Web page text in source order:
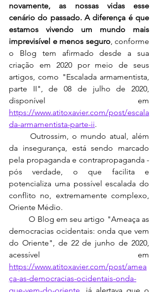
novamente, as nossas vidas esse
cenário do passado. A diferença é que
estamos vivendo um mundo mais
imprevisível e menos seguro, conforme
o Blog tem afirmado desde a sua
criação em 2020 por meio de seus
artigos, como "Escalada armamentista,
parte II", de 08 de julho de 2020,
https://www.atitoxavier.com/post/escala
da-armamentista-parte-ii.
da insegurança, está sendo marcado
pela propaganda e contrapropaganda -
pós verdade, o que facilita e
potencializa uma possível escalada do
conflito no, extremamente complexo,
Oriente Médio.
	O Blog em seu artigo "Ameaça as
democracias ocidentais: onda que vem
do Oriente", de 22 de junho de 2020,
https://www.atitoxavier.com/post/amea
ça-as-democracias-ocidentais-onda-